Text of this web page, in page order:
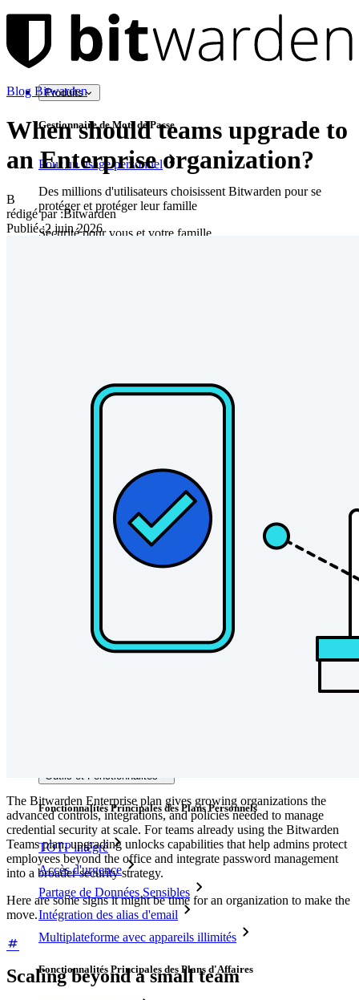
Produits
Gestionnaire de Mots de Passe
Pour un usage personnel
Des millions d'utilisateurs choisissent Bitwarden pour se
protéger et protéger leur famille
Sécurité pour vous et votre famille
Produits pour Développeurs
Gestion des secrets chiffrée de bout en bout pour le
développement, DevOps et les équipes IT.
Passwordless.dev et Passkeys
Déverrouillez les fonctions de la clé de sécurité et bien plus
encore en quelques lignes de code.
Outils et Fonctionnalités
Fonctionnalités Principales des Plans Personnels
TOTP intégré
Accès d'urgence
Partage de Données Sensibles
Intégration des alias d'email
Multiplateforme avec appareils illimités
Fonctionnalités Principales des Plans d'Affaires
Blog Bitwarden
When should teams upgrade to
an Enterprise organization?
B
rédigé par :Bitwarden
Publié:2 juin 2026
The Bitwarden Enterprise plan gives growing organizations the
advanced controls, integrations, and policies needed to manage
credential security at scale. For teams already using the Bitwarden
Teams plan, upgrading unlocks capabilities that help admins protect
employees beyond the office and integrate password management
into a broader security strategy.
Here are some signs it might be time for an organization to make the
move.
Scaling beyond a small team